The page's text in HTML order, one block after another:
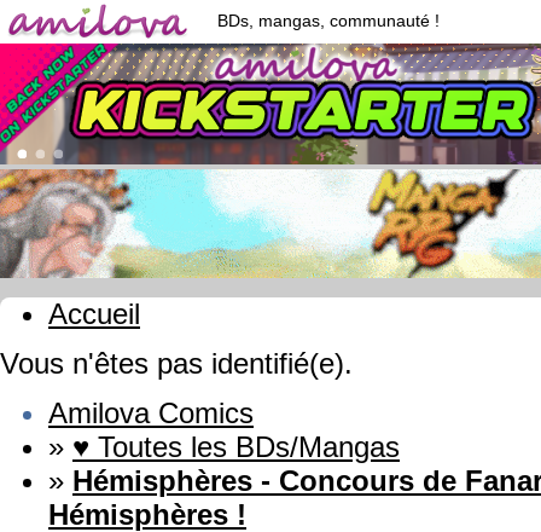
BDs, mangas, communauté !
Accueil
Vous n'êtes pas identifié(e).
Amilova Comics
» ♥ Toutes les BDs/Mangas
» Hémisphères - Concours de
Hémisphères !